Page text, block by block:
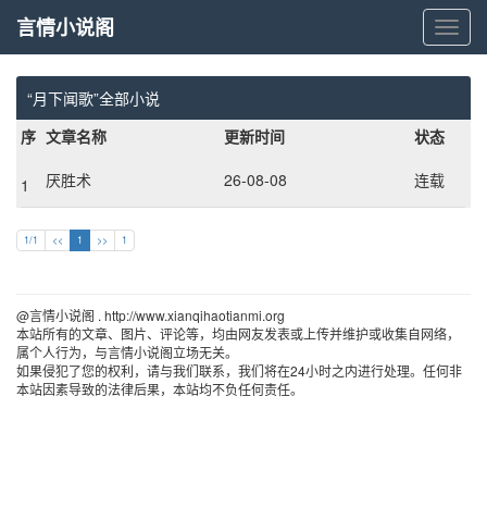
言
情
小
阁
言情小说阁
“月下闻歌”全部小说
序 文章名称 更新时间 状态
1 厌胜术 26-08-08 连载
1/1 << 1 >> 1
@言情小说阁 . http://www.xianqihaotianmi.org
本站所有的文章、图片、评论等，均由网友发表或上传并维护或收集自网络，
属个人行为，与言情小说阁立场无关。
如果侵犯了您的权利，请与我们联系，我们将在24小时之内进行处理。任何非
本站因素导致的法律后果，本站均不负任何责任。